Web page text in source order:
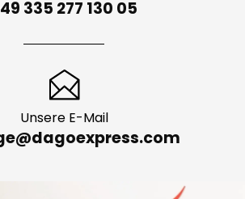
+49 335 277 130 05